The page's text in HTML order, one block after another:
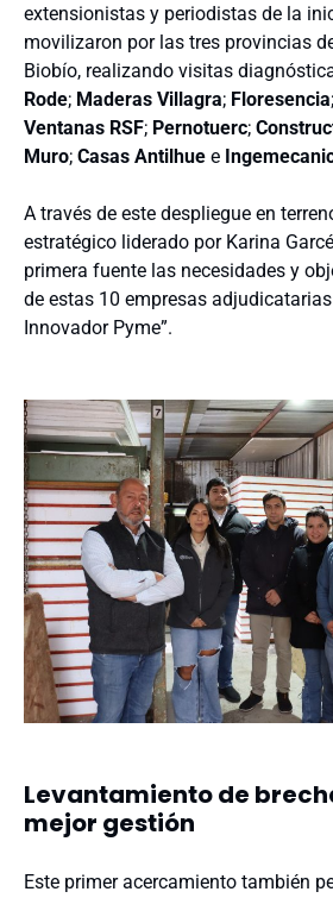
extensionistas y periodistas de la
movilizaron por las tres provincias
Biobío, realizando visitas
Rode; Maderas Villagra; Floresencia;
Ventanas RSF; Pernotuerc;
Muro; Casas Antilhue e
A través de este despliegue en
estratégico liderado por Karina
primera fuente las necesidades y
de estas 10 empresas
Innovador Pyme”.
Levantamiento de
mejor gestión
Este primer acercamiento también